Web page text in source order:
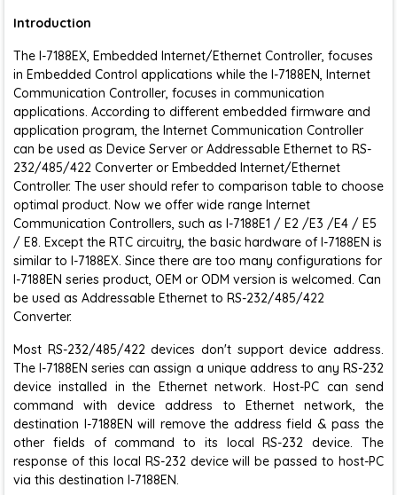
Introduction
The I-7188EX, Embedded Internet/Ethernet Controller, focuses
in Embedded Control applications while the I-7188EN, Internet
Communication Controller, focuses in communication
applications. According to different embedded firmware and
application program, the Internet Communication Controller
can be used as Device Server or Addressable Ethernet to RS-
232/485/422 Converter or Embedded Internet/Ethernet
Controller. The user should refer to comparison table to choose
optimal product. Now we offer wide range Internet
Communication Controllers, such as I-7188E1 / E2 /E3 /E4 / E5
/ E8. Except the RTC circuitry, the basic hardware of I-7188EN is
similar to I-7188EX. Since there are too many configurations for
I-7188EN series product, OEM or ODM version is welcomed. Can
be used as Addressable Ethernet to RS-232/485/422
Converter.
Most RS-232/485/422 devices don't support device address.
The I-7188EN series can assign a unique address to any RS-232
device installed in the Ethernet network. Host-PC can send
command with device address to Ethernet network, the
destination I-7188EN will remove the address field & pass the
other fields of command to its local RS-232 device. The
response of this local RS-232 device will be passed to host-PC
via this destination I-7188EN.